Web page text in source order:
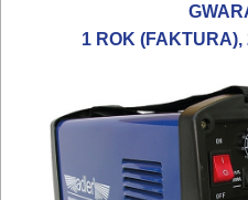
NARZĘDZIA
OSPRZĘT
HYDRAULICZNE
NARZĘDZIA
1 ROK